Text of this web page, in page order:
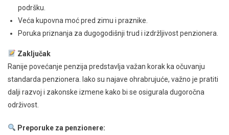
podršku.
Veća kupovna moć pred zimu i praznike.
Poruka priznanja za dugogodišnji trud i izdržljivost penzionera.
Zaključak
Ranije povećanje penzija predstavlja važan korak ka očuvanju
standarda penzionera. Iako su najave ohrabrujuće, važno je pratiti
dalji razvoj i zakonske izmene kako bi se osigurala dugoročna
održivost.
Preporuke za penzionere: